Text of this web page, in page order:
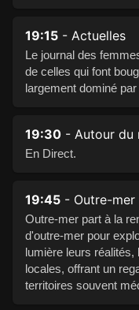
19:15 - Actuelles
Le journal des
de celles qui font
largement dominé
19:30 - Autour du
En Direct.
19:45 - Outre-mer
Outre-mer part à la
d'outre-mer pour
lumière leurs
locales, offrant un
territoires souvent